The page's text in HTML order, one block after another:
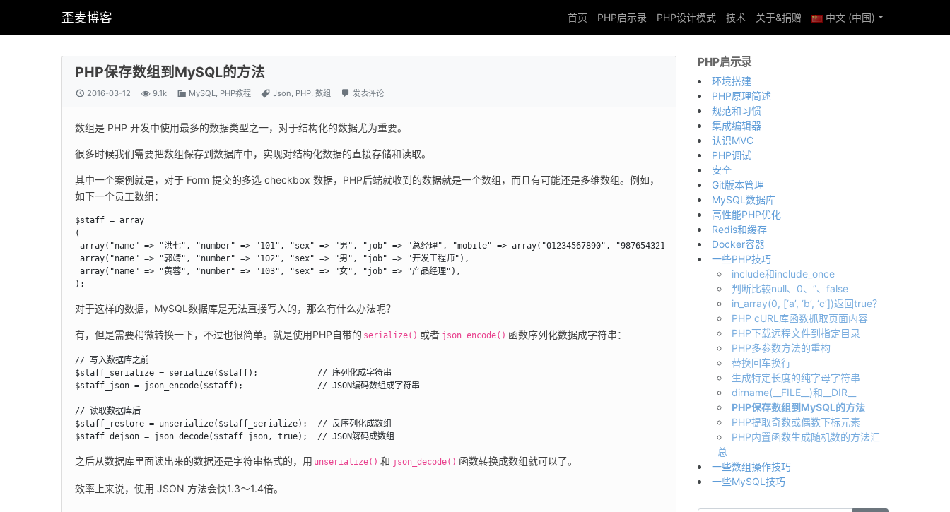
歪麦博客 首页 PHP启示录 PHP设计模式 技术 关于&捐赠 中文 (中国)
PHP保存数组到MySQL的方法
2016-03-12 9.1k MySQL, PHP教程 Json, PHP, 数组 发表评论
数组是 PHP 开发中使用最多的数据类型之一，对于结构化的数据尤为重要。
很多时候我们需要把数组保存到数据库中，实现对结构化数据的直接存储和读取。
其中一个案例就是，对于 Form 提交的多选 checkbox 数据，PHP后端就收到的数据就是一个数组，而且有可能还是多维数组。例如，
如下一个员工数组：
$staff = array
(
array("name" => "洪七", "number" => "101", "sex" => "男", "job" => "总经理", "mobile" => array("01234567890", "9876543210")),
array("name" => "郭靖", "number" => "102", "sex" => "男", "job" => "开发工程师"),
array("name" => "黄蓉", "number" => "103", "sex" => "女", "job" => "产品经理"),
);
对于这样的数据，MySQL数据库是无法直接写入的，那么有什么办法呢？
有，但是需要稍微转换一下，不过也很简单。就是使用PHP自带的 serialize() 或者 json_encode() 函数序列化数据成字符串：
// 写入数据库之前
$staff_serialize = serialize($staff);            // 序列化成字符串
$staff_json = json_encode($staff);               // JSON编码数组成字符串
// 读取数据库后
$staff_restore = unserialize($staff_serialize);  // 反序列化成数组
$staff_dejson = json_decode($staff_json, true);  // JSON解码成数组
之后从数据库里面读出来的数据还是字符串格式的，用 unserialize() 和 json_decode() 函数转换成数组就可以了。
效率上来说，使用 JSON 方法会快1.3～1.4倍。
PHP启示录
环境搭建
PHP原理简述
规范和习惯
集成编辑器
认识MVC
PHP调试
安全
Git版本管理
MySQL数据库
高性能PHP优化
Redis和缓存
Docker容器
一些PHP技巧
include和include_once
判断比较null、0、”、false
in_array(0, [‘a’, ‘b’, ‘c’])返回true？
PHP cURL库函数抓取页面内容
PHP下载远程文件到指定目录
PHP多参数方法的重构
替换回车换行
生成特定长度的纯字母字符串
dirname(__FILE__)和__DIR__
PHP保存数组到MySQL的方法
PHP提取奇数或偶数下标元素
PHP内置函数生成随机数的方法汇
总
一些数组操作技巧
一些MySQL技巧